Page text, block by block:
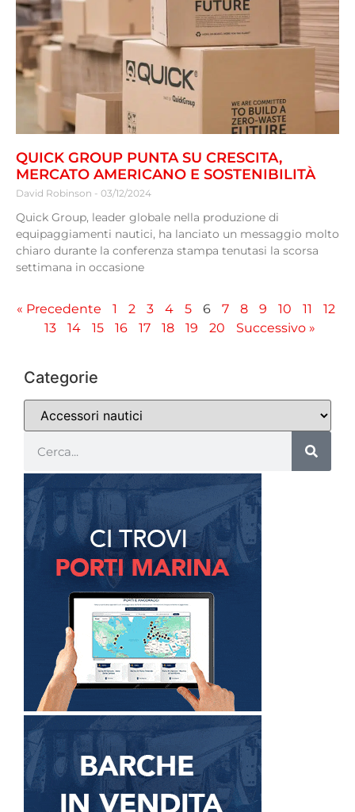
QUICK GROUP PUNTA SU CRESCITA,
MERCATO AMERICANO E SOSTENIBILITÀ
David Robinson 03/12/2024
Quick Group, leader globale nella produzione di
equipaggiamenti nautici, ha lanciato un messaggio molto
chiaro durante la conferenza stampa tenutasi la scorsa
settimana in occasione
« Precedente 1 2 3 4 5 6 7 8 9 10 11
12
13
14 15 16 17 18 19 20 Successivo »
Categorie